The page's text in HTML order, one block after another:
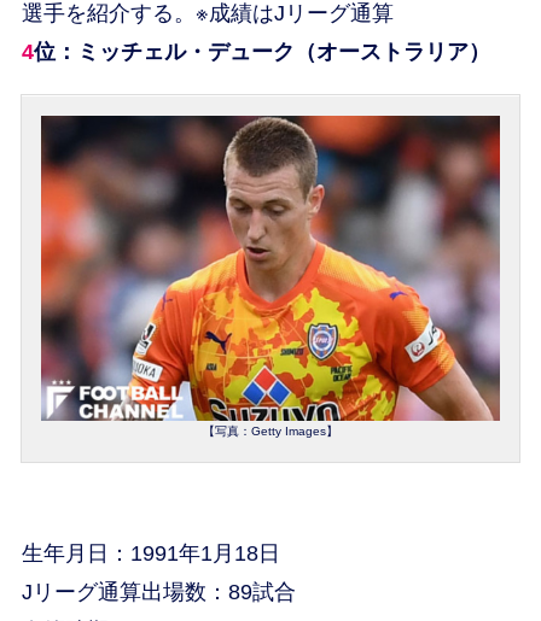
選手を紹介する。※成績はJリーグ通算
4位：ミッチェル・デューク（オーストラリア）
【写真：Getty Images】
生年月日：1991年1月18日
Jリーグ通算出場数：89試合